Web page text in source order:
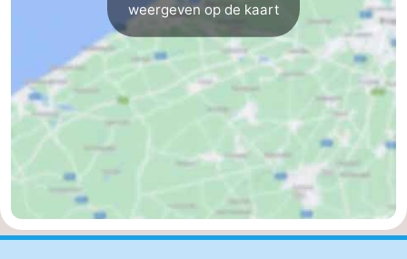
&
doen
Bezienswaardigheden
-
Musea
Monumenten
-
weergeven op de kaart